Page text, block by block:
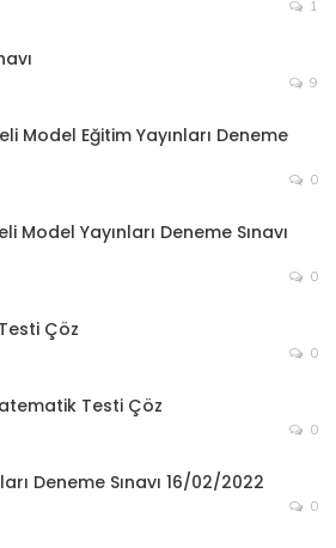
1
9
Model Eğitim Yayınları Deneme
0
Model Yayınları Deneme Sınavı
0
Çöz
0
Testi Çöz
0
Deneme Sınavı 16/02/2022
0